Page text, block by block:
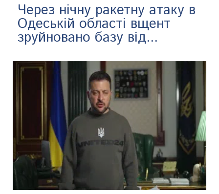
Через нічну ракетну атаку в
Одеській області вщент
зруйновано базу від...